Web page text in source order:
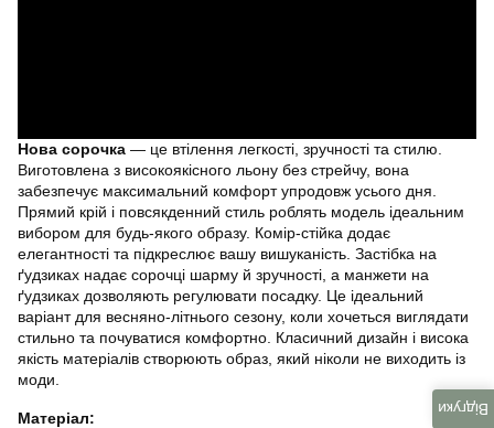
Нова сорочка — це втілення легкості, зручності та стилю.
Виготовлена з високоякісного льону без стрейчу, вона
забезпечує максимальний комфорт упродовж усього дня.
Прямий крій і повсякденний стиль роблять модель ідеальним
вибором для будь-якого образу. Комір-стійка додає
елегантності та підкреслює вашу вишуканість. Застібка на
ґудзиках надає сорочці шарму й зручності, а манжети на
ґудзиках дозволяють регулювати посадку. Це ідеальний
варіант для весняно-літнього сезону, коли хочеться виглядати
стильно та почуватися комфортно. Класичний дизайн і висока
якість матеріалів створюють образ, який ніколи не виходить із
моди.
Матеріал:
Відгуки